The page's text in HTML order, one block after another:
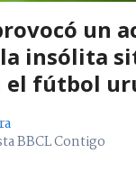
un
insólita
el fútbol
BBCL Contigo